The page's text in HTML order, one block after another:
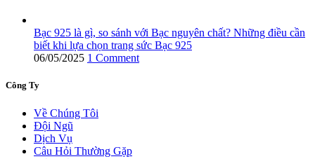
Bạc 925 là gì, so sánh với Bạc nguyên chất? Những điều cần
biết khi lựa chọn trang sức Bạc 925
06/05/2025 1 Comment
Công Ty
Về Chúng Tôi
Đội Ngũ
Dịch Vụ
Câu Hỏi Thường Gặp